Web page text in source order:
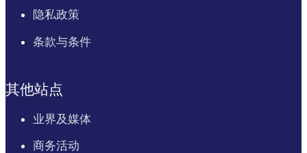
隐私政策
条款与条件
其他站点
业界及媒体
商务活动